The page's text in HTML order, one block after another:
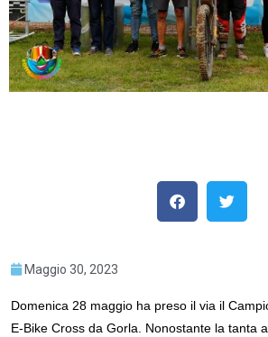
Maggio 30, 2023
Domenica 28 maggio ha preso il via il
E-Bike Cross da Gorla. Nonostante la tanta